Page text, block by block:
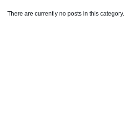
There are currently no posts in this category.